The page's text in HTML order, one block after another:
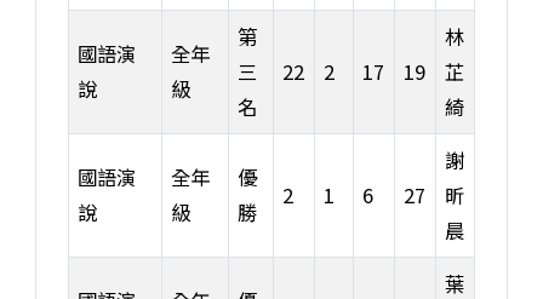
國語演
說
全年
級
第
三
名
22 2 17 19
林
芷
綺
國語演
說
全年
級
優
勝
2 1 6 27
謝
昕
晨
葉